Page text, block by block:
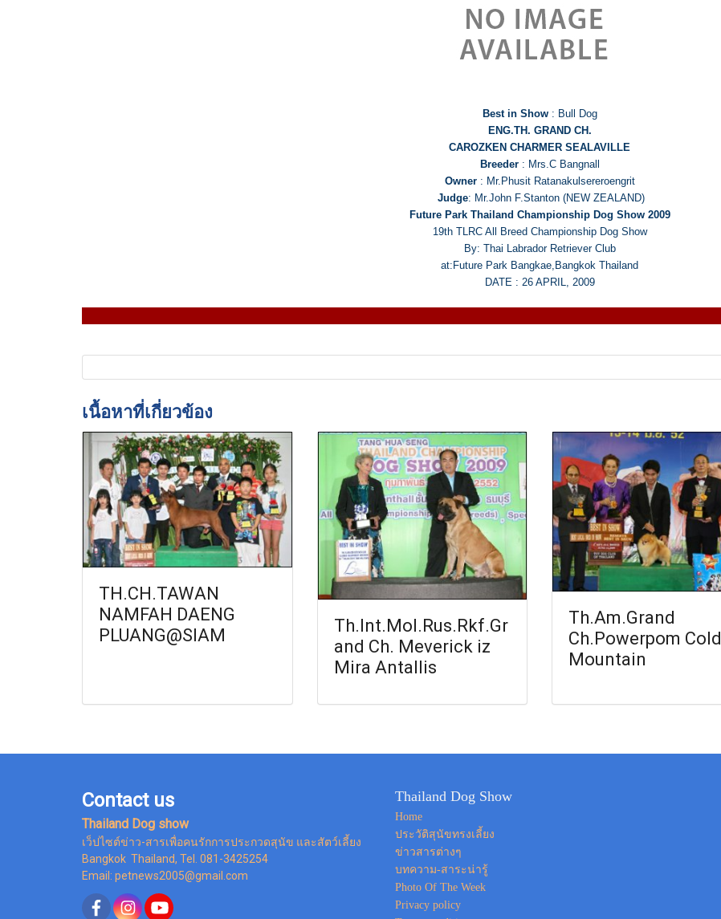
Best in Show: Bull Dog
ENG.TH. GRAND CH.
CAROZKEN CHARMER SEALAVILLE
Breeder : Mrs.C Bangnall
Owner : Mr.Phusit Ratanakulsereroengrit
Judge: Mr.John F.Stanton (NEW ZEALAND)
Future Park Thailand Championship Dog Show 2009
19th TLRC All Breed Championship Dog Show
By: Thai Labrador Retriever Club
at:Future Park Bangkae,Bangkok Thailand
DATE : 26 APRIL, 2009
เนื้อหาที่เกี่ยวข้อง
TH.CH.TAWAN
NAMFAH DAENG
PLUANG@SIAM
Th.Int.Mol.Rus.Rkf.Gr
and Ch. Meverick iz
Mira Antallis
Th.Am.Grand
Ch.Powerpom Cold
Mountain
Contact us
Thailand Dog show
เว็ปไซต์ข่าว-สารเพื่อคนรักการประกวดสุนัข และสัตว์เลี้ยง
Bangkok Thailand, Tel. 081-3425254
Email: petnews2005@gmail.com
Thailand Dog Show
Home
ประวัติสุนัขทรงเลี้ยง
ข่าวสารต่างๆ
บทความ-สาระน่ารู้
Photo Of The Week
Privacy policy